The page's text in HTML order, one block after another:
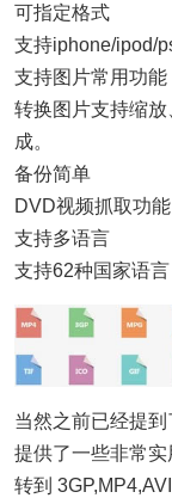
可指定格式
支持iphone/ipod/
支持图片常用功能
转换图片支持缩
成。
备份简单
DVD视频抓取功
支持多语言
支持62种国家语
当然之前已经提
提供了一些非常实
转到